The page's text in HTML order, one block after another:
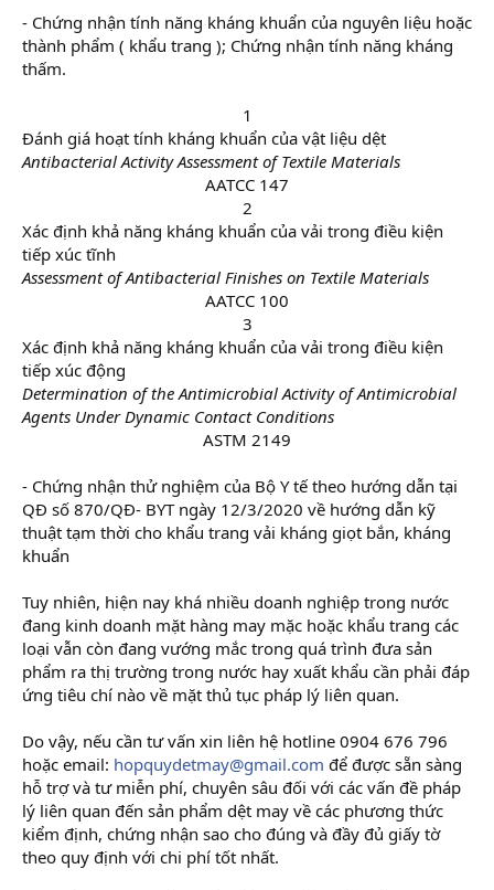
- Chứng nhận tính năng kháng khuẩn của nguyên liệu hoặc
thành phẩm ( khẩu trang ); Chứng nhận tính năng kháng
thấm.
1​
Đánh giá hoạt tính kháng khuẩn của vật liệu dệt
Antibacterial Activity Assessment of Textile Materials
AATCC 147
2​
Xác định khả năng kháng khuẩn của vải trong điều kiện
tiếp xúc tĩnh
Assessment of Antibacterial Finishes on Textile Materials
AATCC 100
3​
Xác định khả năng kháng khuẩn của vải trong điều kiện
tiếp xúc động
Determination of the Antimicrobial Activity of Antimicrobial
Agents Under Dynamic Contact Conditions
ASTM 2149​
- Chứng nhận thử nghiệm của Bộ Y tế theo hướng dẫn tại
QĐ số 870/QĐ- BYT ngày 12/3/2020 về hướng dẫn kỹ
thuật tạm thời cho khẩu trang vải kháng giọt bắn, kháng
khuẩn
Tuy nhiên, hiện nay khá nhiều doanh nghiệp trong nước
đang kinh doanh mặt hàng may mặc hoặc khẩu trang các
loại vẫn còn đang vướng mắc trong quá trình đưa sản
phẩm ra thị trường trong nước hay xuất khẩu cần phải đáp
ứng tiêu chí nào về mặt thủ tục pháp lý liên quan.
Do vậy, nếu cần tư vấn xin liên hệ hotline 0904 676 796
hoặc email: hopquydetmay@gmail.com để được sẵn sàng
hỗ trợ và tư miễn phí, chuyên sâu đối với các vấn đề pháp
lý liên quan đến sản phẩm dệt may về các phương thức
kiểm định, chứng nhận sao cho đúng và đầy đủ giấy tờ
theo quy định với chi phí tốt nhất.